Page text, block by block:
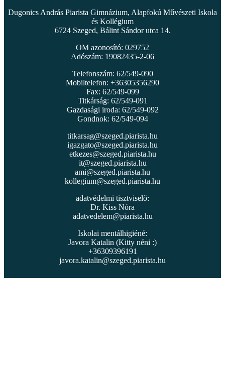
Dugonics András Piarista Gimnázium, Alapfokú Művészeti Iskola
és Kollégium
6724 Szeged, Bálint Sándor utca 14.
OM azonosító: 029752
Adószám: 19082435-2-06
Telefonszám: 62/549-090
Mobiltelefon: +36305356290
Fax: 62/549-099
Titkárság: 62/549-091
Gazdasági iroda: 62/549-092
Gondnok: 62/549-094
titkarsag@szeged.piarista.hu
igazgato@szeged.piarista.hu
etkezes@szeged.piarista.hu
it@szeged.piarista.hu
ami@szeged.piarista.hu
kollegium@szeged.piarista.hu
adatvédelmi tisztviselő:
Dr. Kiss Nóra
adatvedelem@piarista.hu
Iskolai mentálhigiéné:
Javora Katalin (Kitty néni :)
+36309396191
javora.katalin@szeged.piarista.hu